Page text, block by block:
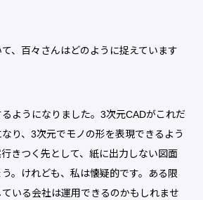
、百々さんはどのように捉えています
ようになりました。3次元CADがこれだ
り、3次元でモノの形を表現できるよう
きつく先として、紙に出力しない図面
。けれども、私は懐疑的です。ある限
いる会社は運用できるのかもしれませ